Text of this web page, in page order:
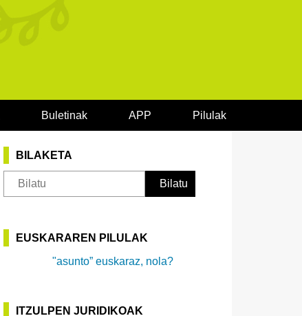
Buletinak APP Pilulak
BILAKETA
EUSKARAREN PILULAK
"asunto” euskaraz, nola?
ITZULPEN JURIDIKOAK